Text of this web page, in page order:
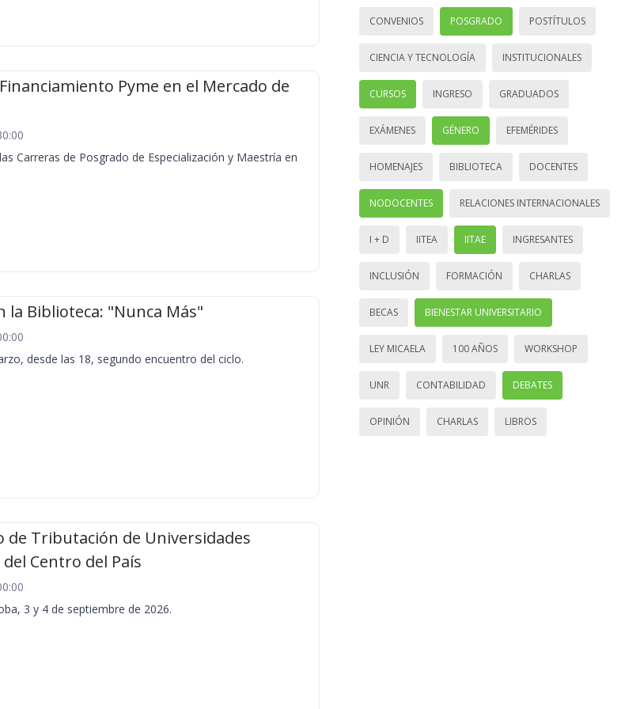
Pyme en el Mercado de
Carreras de Posgrado de Especialización y Maestría en
la Biblioteca: "Nunca Más"
desde las 18, segundo encuentro del ciclo.
de Tributación de Universidades
Centro del País
3 y 4 de septiembre de 2026.
CONVENIOS POSGRADO POSTÍTULOS
CIENCIA Y TECNOLOGÍA INSTITUCIONALES
CURSOS INGRESO GRADUADOS
EXÁMENES GÉNERO EFEMÉRIDES
HOMENAJES BIBLIOTECA DOCENTES
NODOCENTES RELACIONES INTERNACIONALES
I + D IITEA IITAE INGRESANTES
INCLUSIÓN FORMACIÓN CHARLAS
BECAS BIENESTAR UNIVERSITARIO
LEY MICAELA 100 AÑOS WORKSHOP
UNR CONTABILIDAD DEBATES
OPINIÓN CHARLAS LIBROS